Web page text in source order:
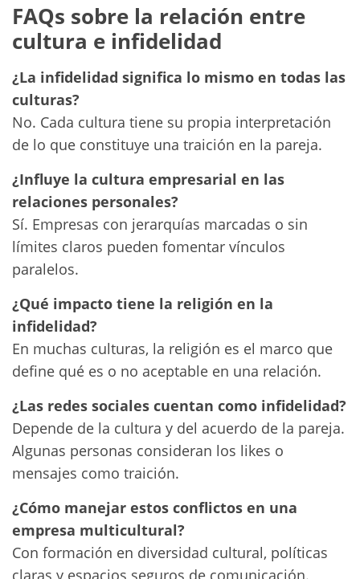
FAQs sobre la relación entre
cultura e infidelidad
¿La infidelidad significa lo mismo en todas las
culturas?
No. Cada cultura tiene su propia interpretación
de lo que constituye una traición en la pareja.
¿Influye la cultura empresarial en las
relaciones personales?
Sí. Empresas con jerarquías marcadas o sin
límites claros pueden fomentar vínculos
paralelos.
¿Qué impacto tiene la religión en la
infidelidad?
En muchas culturas, la religión es el marco que
define qué es o no aceptable en una relación.
¿Las redes sociales cuentan como infidelidad?
Depende de la cultura y del acuerdo de la pareja.
Algunas personas consideran los likes o
mensajes como traición.
¿Cómo manejar estos conflictos en una
empresa multicultural?
Con formación en diversidad cultural, políticas
claras y espacios seguros de comunicación.